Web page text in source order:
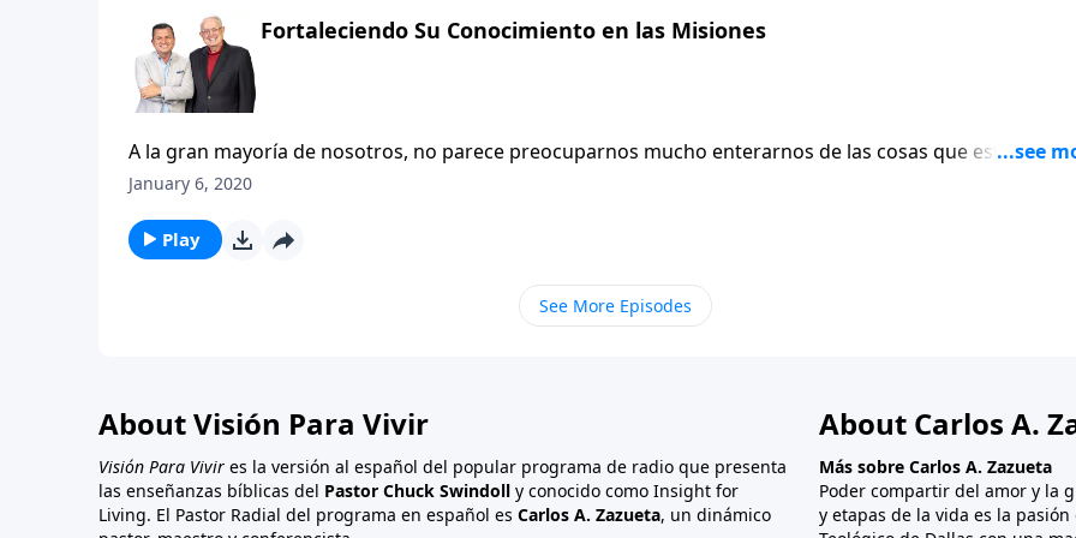
Fortaleciendo Su Conocimiento en las Misiones
A la gran mayoría de nosotros, no parece preocuparnos mucho enterarnos de las cosas que están
sucediendo alrededor del mundo: Desastres naturales, guerras, violencia, impunidad epidemias,
buscar una solución o producir un cambio, a menos que se trate de un ser muy allegado a nosotros,
entonces las cosas cambian.
January 6, 2020
Play
See More Episodes
About Visión Para Vivir
Visión Para Vivir es la versión al español del popular programa de radio que presenta
las enseñanzas bíblicas del Pastor Chuck Swindoll y conocido como Insight for
Living. El Pastor Radial del programa en español es Carlos A. Zazueta, un dinámico
About Carlos A.
Más sobre Carlos A. Zazueta
Poder compartir del amor y la
y etapas de la vida es la